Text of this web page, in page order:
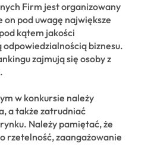
Firm jest organizowany
on pod uwagę największe
kątem jakości
odpowiedzialnością biznesu.
zajmują się osoby z
w konkursie należy
a także zatrudniać
Należy pamiętać, że
rzetelność, zaangażowanie